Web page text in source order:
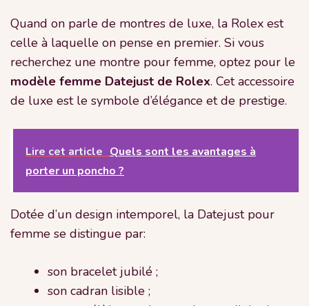
Quand on parle de montres de luxe, la Rolex est
celle à laquelle on pense en premier. Si vous
recherchez une montre pour femme, optez pour le
modèle femme Datejust de Rolex. Cet accessoire
de luxe est le symbole d’élégance et de prestige.
Lire cet article Quels sont les avantages à
porter un poncho ?
Dotée d’un design intemporel, la Datejust pour
femme se distingue par:
son bracelet jubilé ;
son cadran lisible ;